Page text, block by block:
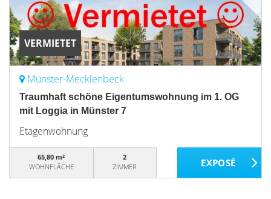
VERMIETET
Münster-Mecklenbeck
Traumhaft schöne Eigentumswohnung im 1. OG
mit Loggia in Münster 7
Etagenwohnung
65,80 m²
WOHNFLÄCHE
2
ZIMMER